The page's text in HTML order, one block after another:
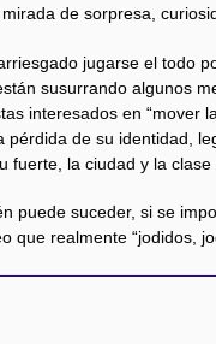
de sorpresa,
jugarse el todo
susurrando algunos
interesados en “mover
de su identidad,
fuerte, la ciudad y la clase
puede suceder, si se
que realmente “jodidos,